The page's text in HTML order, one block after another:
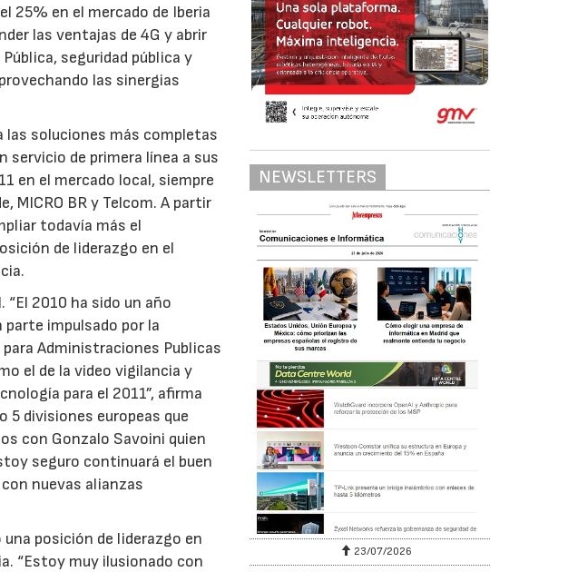
25% en el mercado de Iberia
las ventajas de 4G y abrir
seguridad pública y
las sinergias
soluciones más completas
servicio de primera línea a sus
en el mercado local, siempre
BR y Telcom. A partir
todavía más el
de liderazgo en el
2010 ha sido un año
impulsado por la
Administraciones Publicas
el de la video vigilancia y
para el 2011”, afirma
5 divisiones europeas que
con Gonzalo Savoini quien
seguro continuará el buen
nuevas alianzas
posición de liderazgo en
“Estoy muy ilusionado con
NEWSLETTERS
23/07/2026